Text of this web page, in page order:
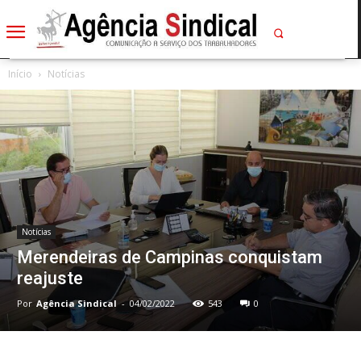
Início Notícias
Notícias
Merendeiras de Campinas conquistam
reajuste
Por Agência Sindical - 04/02/2022 543 0